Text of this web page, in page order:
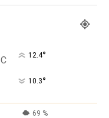
C 12.4°
10.3°
69 %